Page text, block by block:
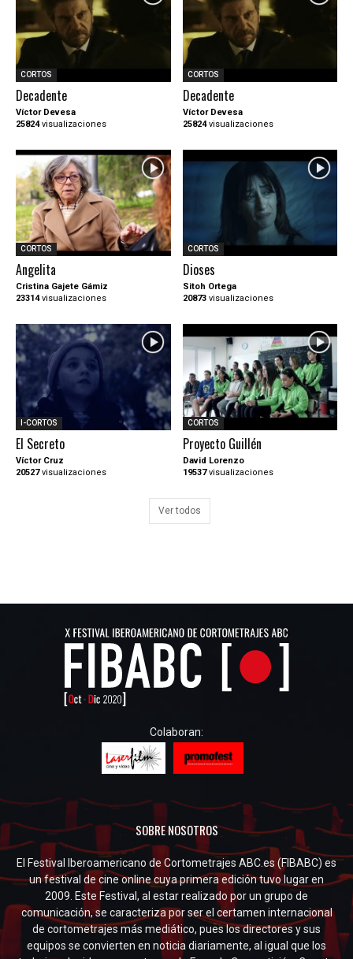
CORTOS
Decadente
Víctor Devesa
25824visualizaciones
CORTOS
Decadente
Víctor Devesa
25824visualizaciones
CORTOS
Angelita
Cristina Gajete Gámiz
23314visualizaciones
CORTOS
Dioses
Sitoh Ortega
20873visualizaciones
I-CORTOS
El Secreto
Víctor Cruz
20527visualizaciones
CORTOS
Proyecto Guillén
David Lorenzo
19537visualizaciones
Ver todos
Colaboran:
SOBRE NOSOTROS
El Festival Iberoamericano de Cortometrajes ABC.es (FIBABC) es
un festival de cine online cuya primera edición tuvo lugar en
2009. Este Festival, al estar realizado por un grupo de
comunicación, se caracteriza por ser el certamen internacional
de cortometrajes más mediático, pues los directores y sus
equipos se convierten en noticia diariamente, al igual que los